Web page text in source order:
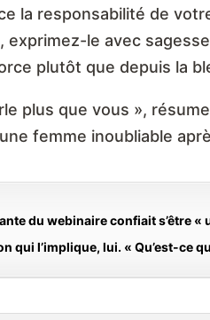
la responsabilité de
le avec
plutôt que depuis la
plus que vous »,
femme inoubliable
du webinaire confiait s’être
qui l’implique, lui. « Qu’est-ce